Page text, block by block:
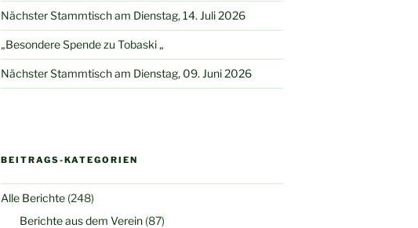
Nächster Stammtisch am Dienstag, 14. Juli 2026
„Besondere Spende zu Tobaski „
Nächster Stammtisch am Dienstag, 09. Juni 2026
BEITRAGS-KATEGORIEN
Alle Berichte (248)
Berichte aus dem Verein (87)